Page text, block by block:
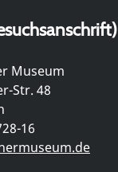
Museum
Str. 48
16